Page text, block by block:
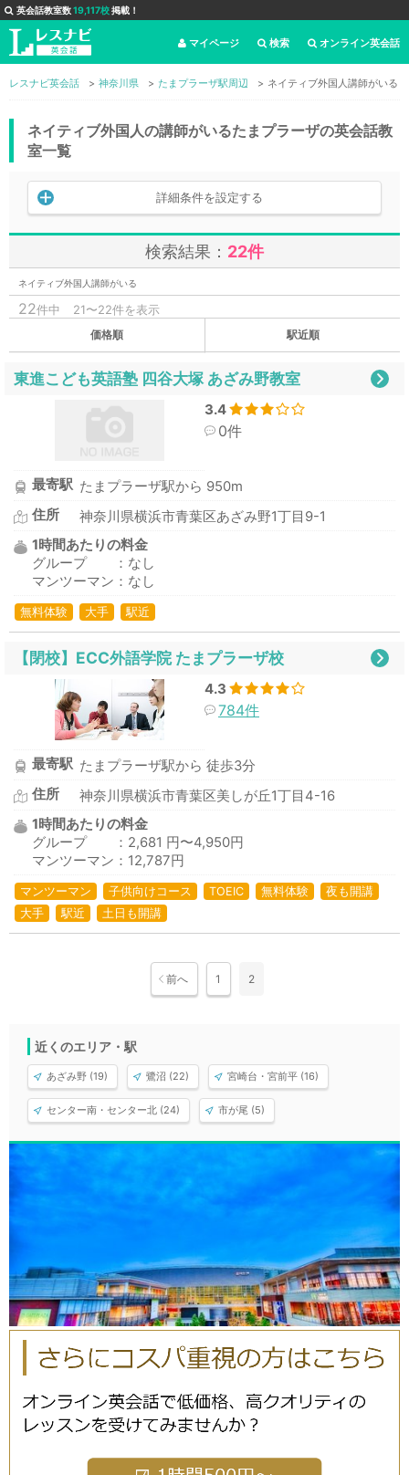
英会話教室数19,117校掲載！
オンライン英会話
検索
マイページ
レスナビ英会話 神奈川県 たまプラーザ駅周辺 ネイティブ外国人講師がいる
ネイティブ外国人の講師がいるたまプラーザの英会話教
室一覧
詳細条件を設定する
検索結果： 22件
ネイティブ外国人講師がいる
22件中 21〜22件を表示
価格順 駅近順
東進こども英語塾 四谷大塚 あざみ野教室
3.4
0件
最寄駅 たまプラーザ駅から 950m
住所
神奈川県横浜市青葉区あざみ野1丁目9-1
1時間あたりの料金
グループ ：なし
マンツーマン：なし
無料体験 大手 駅近
【閉校】ECC外語学院 たまプラーザ校
4.3
784件
最寄駅 たまプラーザ駅から 徒歩3分
住所
神奈川県横浜市青葉区美しが丘1丁目4-16
1時間あたりの料金
グループ ：2,681 円〜4,950円
マンツーマン：12,787円
マンツーマン 子供向けコース TOEIC 無料体験
夜も開講
大手
駅近 土日も開講
前へ 1 2
近くのエリア・駅
あざみ野 (19) 鷺沼 (22) 宮崎台・宮前平 (16)
センター南・センター北 (24) 市が尾 (5)